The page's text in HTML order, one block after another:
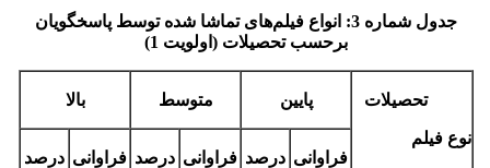
جدول شماره 3: انواع فیلم‌های تماشا شده توسط پاسخگویان
برحسب تحصیلات (اولویت 1)
تحصیلات
نوع فیلم
پایین متوسط بالا
فراوانی درصد فراوانی درصد فراوانی درصد